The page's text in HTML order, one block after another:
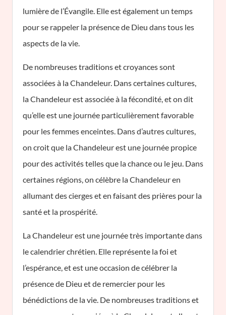
lumière de l’Évangile. Elle est également un temps
pour se rappeler la présence de Dieu dans tous les
aspects de la vie.
De nombreuses traditions et croyances sont
associées à la Chandeleur. Dans certaines cultures,
la Chandeleur est associée à la fécondité, et on dit
qu’elle est une journée particulièrement favorable
pour les femmes enceintes. Dans d’autres cultures,
on croit que la Chandeleur est une journée propice
pour des activités telles que la chance ou le jeu. Dans
certaines régions, on célèbre la Chandeleur en
allumant des cierges et en faisant des prières pour la
santé et la prospérité.
La Chandeleur est une journée très importante dans
le calendrier chrétien. Elle représente la foi et
l’espérance, et est une occasion de célébrer la
présence de Dieu et de remercier pour les
bénédictions de la vie. De nombreuses traditions et